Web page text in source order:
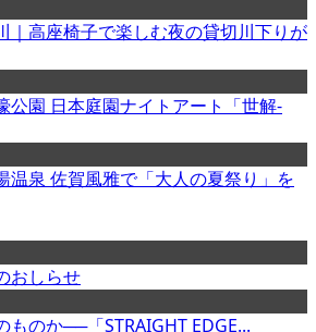
｜高座椅子で楽しむ夜の貸切川下りが
公園 日本庭園ナイトアート「世解-
温泉 佐賀風雅で「大人の夏祭り」を
おしらせ
ものか──「STRAIGHT EDGE...